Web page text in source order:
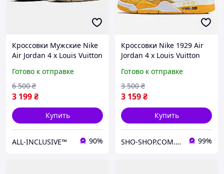
Кроссовки Мужские Nike
Air Jordan 4 x Louis Vuitton
Оригинал, Мужские
Кроссовки Найк
Готово к отправке
3 199₴
6 500 ₴
Купить
ALL-INCLUSIVE™ 90%
Кроссовки Nike 1929 Air
Jordan 4 x Louis Vuitton
Готово к отправке
3 159₴
3 500 ₴
Купить
SHO-SHOP.COM.UA - онлайн-маркет модной обуви и одежды для всей семьи! 99%